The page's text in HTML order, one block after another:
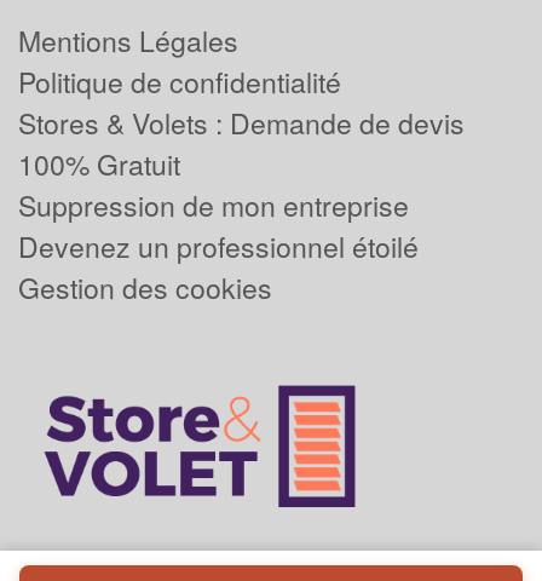
Mentions Légales
Politique de confidentialité
Stores & Volets : Demande de devis
100% Gratuit
Suppression de mon entreprise
Devenez un professionnel étoilé
Gestion des cookies